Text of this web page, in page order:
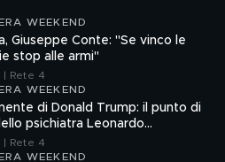
WEEKEND
Giuseppe Conte: "Se vinco le
stop alle armi"
Rete 4
WEEKEND
di Donald Trump: il punto di
psichiatra Leonardo
Rete 4
WEEKEND